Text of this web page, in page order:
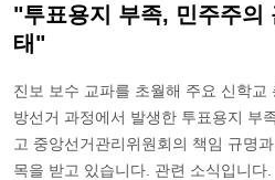
"투표용지 부족, 민주주의
태"
진보 보수 교파를 초월해 주요 신학교
방선거 과정에서 발생한 투표용지 부
고 중앙선거관리위원회의 책임 규명
목을 받고 있습니다. 관련 소식입니다.